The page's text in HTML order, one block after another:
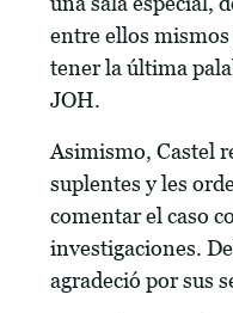
entre ellos
tener la última
JOH.
Asimismo, Castel
suplentes y les
comentar el caso
investigaciones.
agradeció por sus